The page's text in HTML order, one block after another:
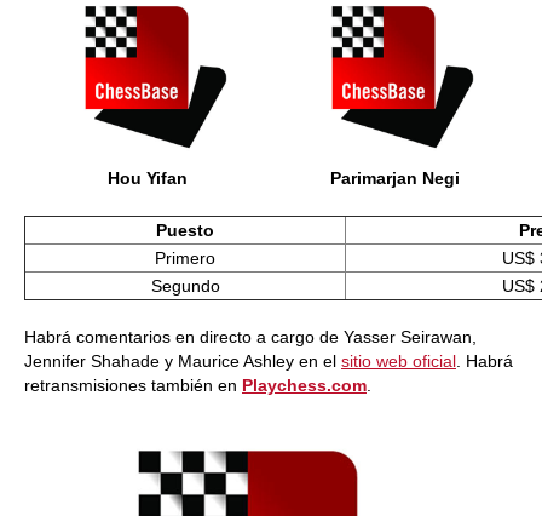
Hou Yifan Parimarjan Negi
Puesto
Primero
US$
Segundo
US$
Habrá comentarios en directo a cargo de Yasser Seirawan,
Jennifer Shahade y Maurice Ashley en el sitio web oficial . Habrá
retransmisiones también en Playchess.com